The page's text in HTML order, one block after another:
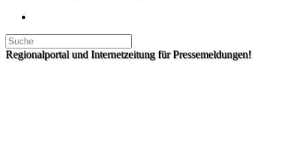
Regionalportal und Internetzeitung für Pressemeldungen!